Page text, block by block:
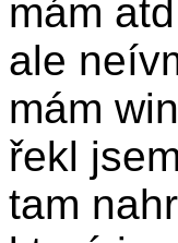
mám
ale
mám
řekl
tam